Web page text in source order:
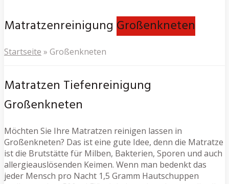
Matratzenreinigung Großenkneten
Startseite » Großenkneten
Matratzen Tiefenreinigung
Großenkneten
Möchten Sie Ihre Matratzen reinigen lassen in
Großenkneten? Das ist eine gute Idee, denn die Matratze
ist die Brutstätte für Milben, Bakterien, Sporen und auch
allergieauslösenden Keimen. Wenn man bedenkt das
jeder Mensch pro Nacht 1,5 Gramm Hautschuppen